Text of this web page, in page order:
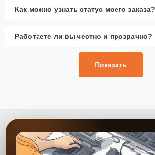
Как можно узнать статус моего заказа?
Работаете ли вы честно и прозрачно?
Показать